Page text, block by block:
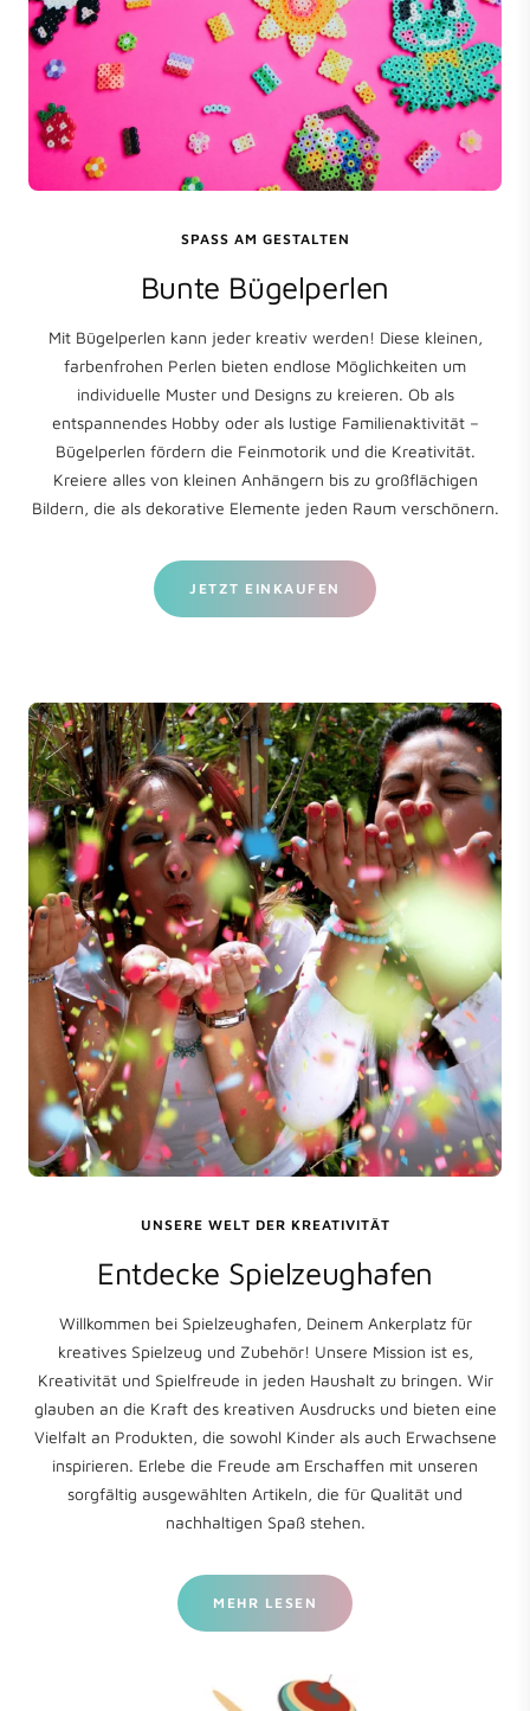
SPASS AM GESTALTEN
Bunte Bügelperlen
Mit Bügelperlen kann jeder kreativ werden! Diese kleinen,
farbenfrohen Perlen bieten endlose Möglichkeiten um
individuelle Muster und Designs zu kreieren. Ob als
entspannendes Hobby oder als lustige Familienaktivität –
Bügelperlen fördern die Feinmotorik und die Kreativität.
Kreiere alles von kleinen Anhängern bis zu großflächigen
Bildern, die als dekorative Elemente jeden Raum verschönern.
JETZT EINKAUFEN
UNSERE WELT DER KREATIVITÄT
Entdecke Spielzeughafen
Willkommen bei Spielzeughafen, Deinem Ankerplatz für
kreatives Spielzeug und Zubehör! Unsere Mission ist es,
Kreativität und Spielfreude in jeden Haushalt zu bringen. Wir
glauben an die Kraft des kreativen Ausdrucks und bieten eine
Vielfalt an Produkten, die sowohl Kinder als auch Erwachsene
inspirieren. Erlebe die Freude am Erschaffen mit unseren
sorgfältig ausgewählten Artikeln, die für Qualität und
nachhaltigen Spaß stehen.
MEHR LESEN